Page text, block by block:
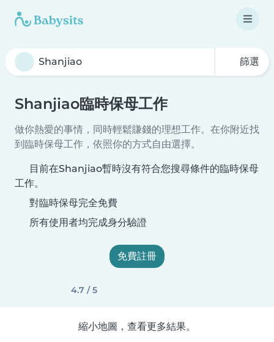
篩選
Shanjiao臨時保母工作
做你熱愛的事情，同時輕鬆賺錢的理想工作。在你附近找
到臨時保母工作，依照你的方式自由選擇。
目前在Shanjiao暫時沒有符合您搜尋條件的臨時保母
工作。
對臨時保母完全免費
所有使用者均完成身分驗證
免費註冊
4.7 / 5
縮小地圖，查看更多結果。